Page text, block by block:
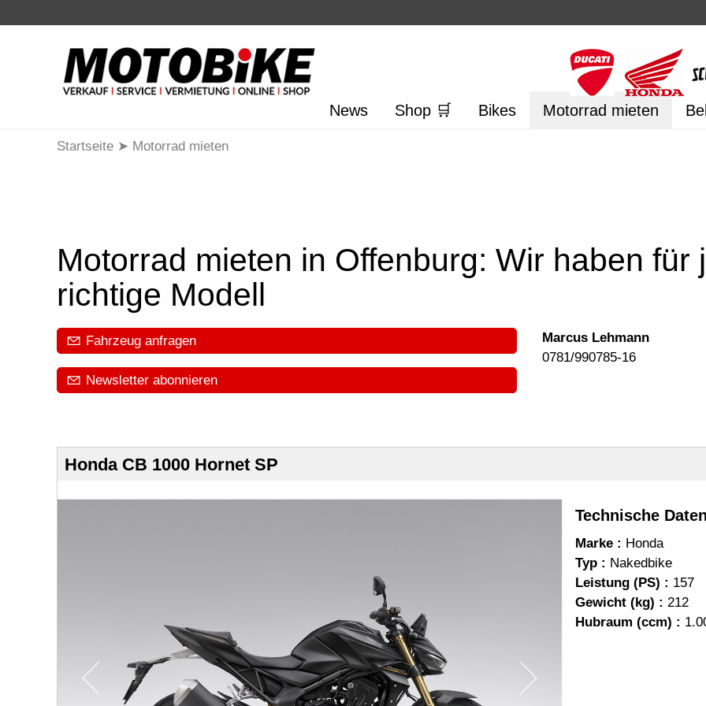
News Shop 🛒 Bikes Motorrad mieten
Startseite Motorrad mieten
Motorrad mieten in Offenburg: Wir haben für
richtige Modell
Fahrzeug anfragen
Newsletter abonnieren
Marcus Lehmann
0781/990785-16
Honda CB 1000 Hornet SP
Technische
Marke : Honda
Typ : Nakedbike
Leistung (PS) : 157
Gewicht (kg) : 212
Hubraum (ccm) :